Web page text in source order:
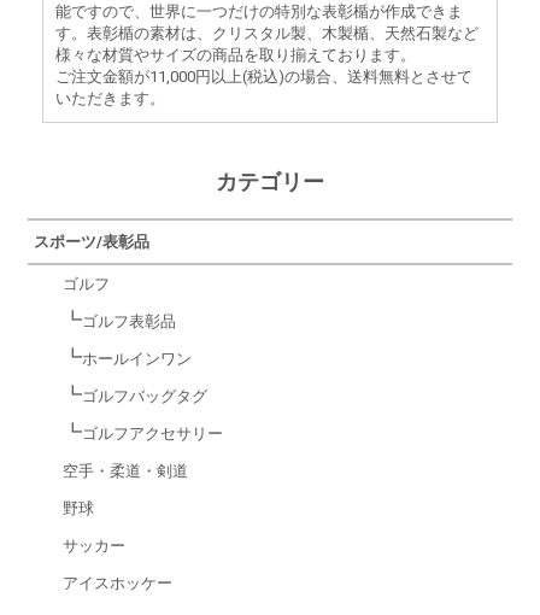
能ですので、世界に一つだけの特別な表彰楯が作成できま
す。表彰楯の素材は、クリスタル製、木製楯、天然石製など
様々な材質やサイズの商品を取り揃えております。
ご注文金額が11,000円以上(税込)の場合、送料無料とさせて
いただきます。
カテゴリー
スポーツ/表彰品
ゴルフ
┗ゴルフ表彰品
┗ホールインワン
┗ゴルフバッグタグ
┗ゴルフアクセサリー
空手・柔道・剣道
野球
サッカー
アイスホッケー